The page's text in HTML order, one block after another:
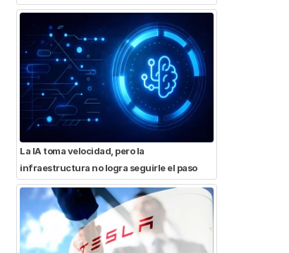
La IA toma velocidad, pero la
infraestructura no logra seguirle el paso